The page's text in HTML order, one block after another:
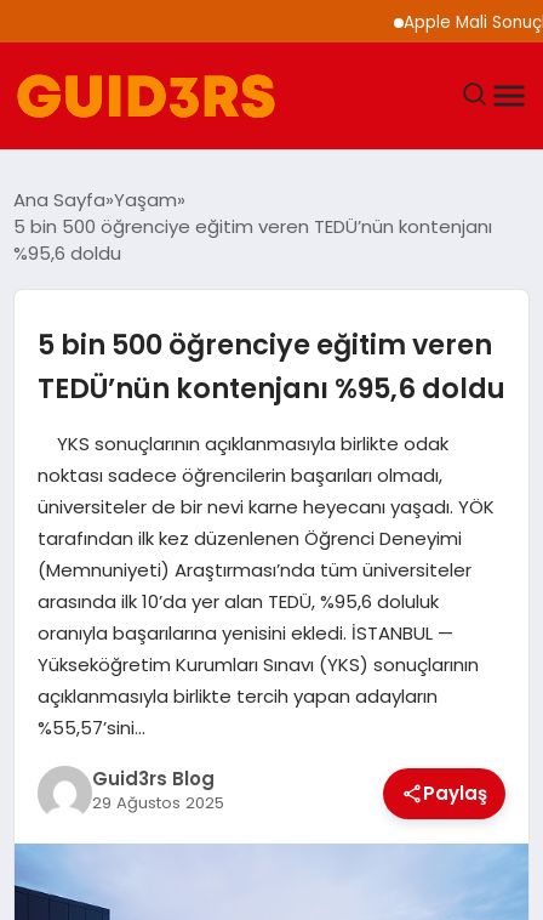
Apple Mali
YAŞAM
EKONOMI
MAGAZIN
Ana Sayfa Yaşam
5 bin 500 öğrenciye eğitim veren TEDÜ’nün kontenjanı
%95,6 doldu
5 bin 500 öğrenciye eğitim veren
TEDÜ’nün kontenjanı %95,6 doldu
YKS sonuçlarının açıklanmasıyla birlikte odak
noktası sadece öğrencilerin başarıları olmadı,
üniversiteler de bir nevi karne heyecanı yaşadı. YÖK
tarafından ilk kez düzenlenen Öğrenci Deneyimi
(Memnuniyeti) Araştırması’nda tüm üniversiteler
arasında ilk 10’da yer alan TEDÜ, %95,6 doluluk
oranıyla başarılarına yenisini ekledi. İSTANBUL —
Yükseköğretim Kurumları Sınavı (YKS) sonuçlarının
açıklanmasıyla birlikte tercih yapan adayların
%55,57’sini…
Guid3rs Blog
29 Ağustos 2025 Paylaş